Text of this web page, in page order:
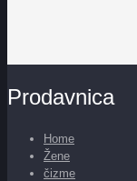
Prodavnica
Home
Žene
čizme